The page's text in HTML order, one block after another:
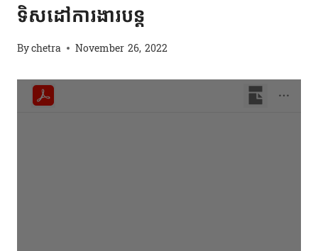
ទិសដៅការងារបន្ត
Bychetra November 26, 2022